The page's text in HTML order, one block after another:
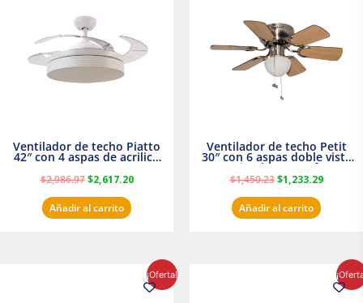
Ventilador de techo Piatto
42″ con 4 aspas de acrilico
transparente
$2,986.97
$2,986.97.
$2,617.20
Añadir al carrito
Ventilador de techo Petit
30″ con 6 aspas doble vista
Satinado Masterfan
$1,450.23
$1,450.23.
$1,233.29
Añadir al carrito
¡Oferta!
precio
actual
precio
actual